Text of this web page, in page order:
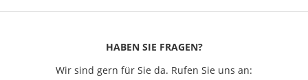
HABEN SIE FRAGEN?
Wir sind gern für Sie da. Rufen Sie uns an: